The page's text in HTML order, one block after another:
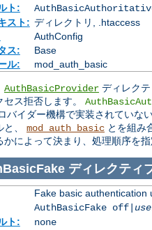
ト:
スト: ディレクトリ, .htaccess
AuthConfig
ス:
Base
ル:
mod_auth_basic
AuthBasicProvider ディレク
セス拒否します。
バイダー機構で実装されていな
と、 mod_auth_basic とを組み
かによって決まり、処理順序を
ディレクティ
Fake basic authentication
AuthBasicFake off|
ト:
none